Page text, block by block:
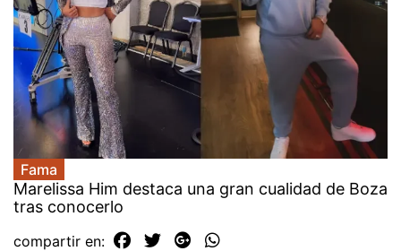
Fama
Marelissa Him destaca una gran cualidad de Boza
tras conocerlo
compartir en: